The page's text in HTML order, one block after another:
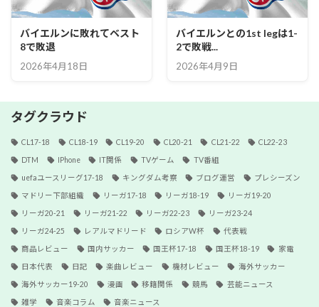
バイエルンに敗れてベスト
8で敗退
2026年4月18日
バイエルンとの1st legは1-
2で敗戦...
2026年4月9日
タグクラウド
CL17-18 CL18-19 CL19-20 CL20-21 CL21-22 CL22-23
DTM IPhone IT関係 TVゲーム TV番組
uefaユースリーグ17-18 キングダム考察 ブログ運営 プレシーズン
マドリー下部組織 リーガ17-18 リーガ18-19 リーガ19-20
リーガ20-21 リーガ21-22 リーガ22-23 リーガ23-24
リーガ24-25 レアルマドリード ロシアW杯 代表戦
商品レビュー 国内サッカー 国王杯17-18 国王杯18-19 家電
日本代表 日記 楽曲レビュー 機材レビュー 海外サッカー
海外サッカー19-20 漫画 移籍関係 競馬 芸能ニュース
雑学 音楽コラム 音楽ニュース